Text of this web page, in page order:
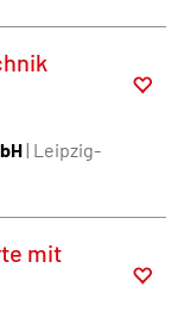
| Leipzig-
mit